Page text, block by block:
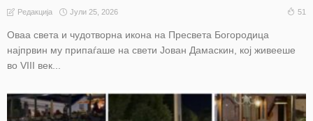
Редакција Јули 25, 2026 51
Оваа света и чудотворна икона на Пресвета Богородица
најпрвин му припаѓаше на свети Јован Дамаскин, кој живееше
во VIII век...